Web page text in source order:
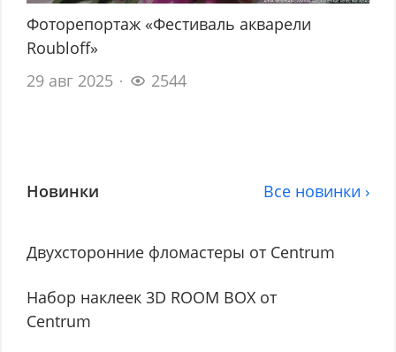
Фоторепортаж «Фестиваль акварели
Roubloff»
29 авг 2025
2544
Новинки Все новинки ›
Двухсторонние фломастеры от Centrum
Набор наклеек 3D ROOM BOX от
Centrum